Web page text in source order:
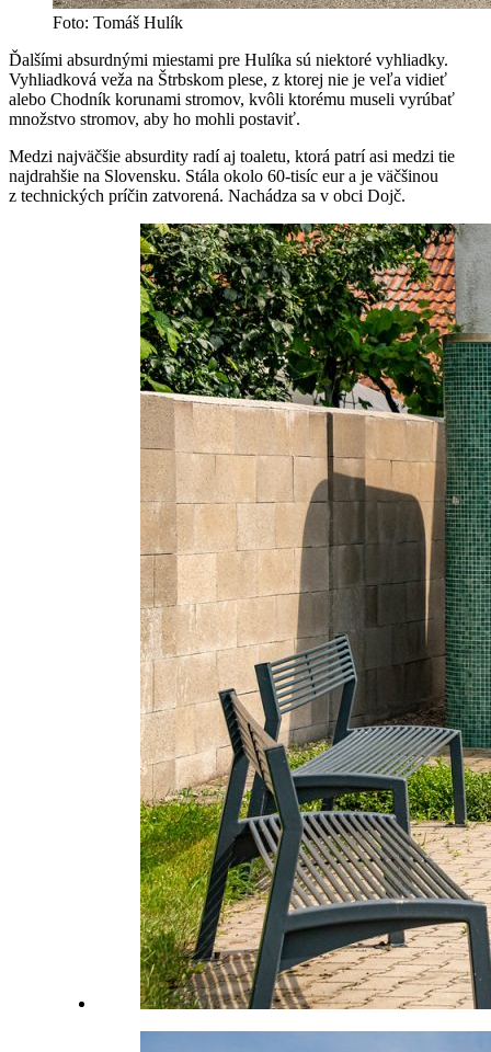
Foto: Tomáš Hulík
Ďalšími absurdnými miestami pre Hulíka sú niektoré vyhliadky.
Vyhliadková veža na Štrbskom plese, z ktorej nie je veľa vidieť
alebo Chodník korunami stromov, kvôli ktorému museli vyrúbať
množstvo stromov, aby ho mohli postaviť.
Medzi najväčšie absurdity radí aj toaletu, ktorá patrí asi medzi tie
najdrahšie na Slovensku. Stála okolo 60-tisíc eur a je väčšinou
z technických príčin zatvorená. Nachádza sa v obci Dojč.